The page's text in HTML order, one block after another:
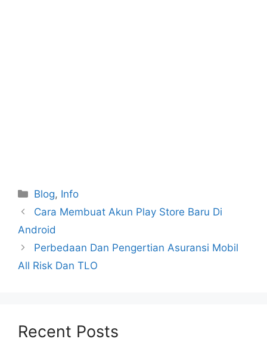
Categories
Blog, Info
Cara Membuat Akun Play Store Baru Di
Android
Perbedaan Dan Pengertian Asuransi Mobil
All Risk Dan TLO
Recent Posts